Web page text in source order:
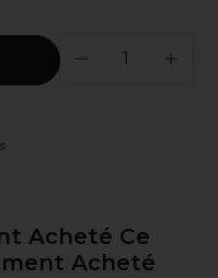
Acheté Ce
Acheté